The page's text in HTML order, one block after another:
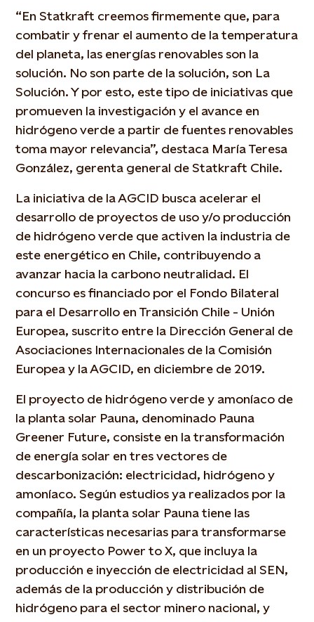
“En Statkraft creemos firmemente que, para
combatir y frenar el aumento de la temperatura
del planeta, las energías renovables son la
solución. No son parte de la solución, son La
Solución. Y por esto, este tipo de iniciativas que
promueven la investigación y el avance en
hidrógeno verde a partir de fuentes renovables
toma mayor relevancia”, destaca María Teresa
González, gerenta general de Statkraft Chile.
La iniciativa de la AGCID busca acelerar el
desarrollo de proyectos de uso y/o producción
de hidrógeno verde que activen la industria de
este energético en Chile, contribuyendo a
avanzar hacia la carbono neutralidad. El
concurso es financiado por el Fondo Bilateral
para el Desarrollo en Transición Chile - Unión
Europea, suscrito entre la Dirección General de
Asociaciones Internacionales de la Comisión
Europea y la AGCID, en diciembre de 2019.
El proyecto de hidrógeno verde y amoníaco de
la planta solar Pauna, denominado Pauna
Greener Future, consiste en la transformación
de energía solar en tres vectores de
descarbonización: electricidad, hidrógeno y
amoníaco. Según estudios ya realizados por la
compañía, la planta solar Pauna tiene las
características necesarias para transformarse
en un proyecto Power to X, que incluya la
producción e inyección de electricidad al SEN,
además de la producción y distribución de
hidrógeno para el sector minero nacional, y